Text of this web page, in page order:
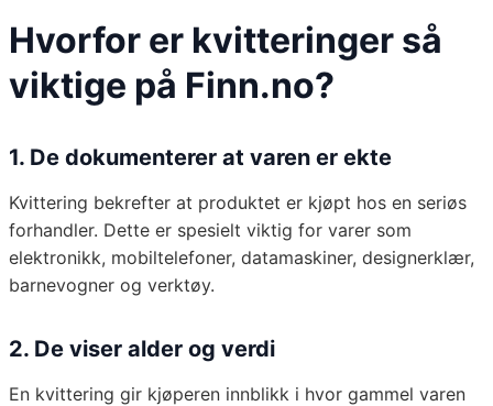
Hvorfor er kvitteringer så
viktige på Finn.no?
1. De dokumenterer at varen er ekte
Kvittering bekrefter at produktet er kjøpt hos en seriøs
forhandler. Dette er spesielt viktig for varer som
elektronikk, mobiltelefoner, datamaskiner, designerklær,
barnevogner og verktøy.
2. De viser alder og verdi
En kvittering gir kjøperen innblikk i hvor gammel varen